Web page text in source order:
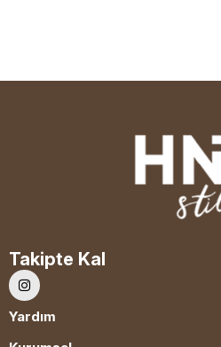
Takipte Kal
Yardım